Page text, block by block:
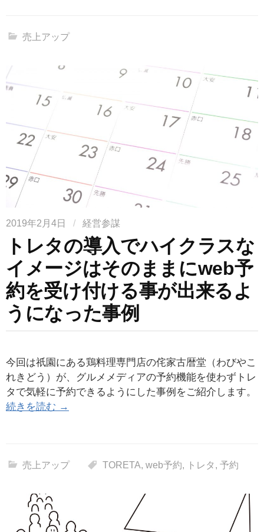
売上アップ
2019年2月4日 / 経営参謀
トレタの導入でハイクラスな
イメージはそのままにweb予
約を受け付ける事が出来るよ
うになった事例
今回は祇園にある鶏料理専門店の侘家古暦堂（わびやこ
れきどう）が、グルメメディアの予約機能を使わずトレ
タで気軽に予約できるようにした事例をご紹介します。
続きを読む →
売上アップ TORETA, web予約, トレタ , 予約